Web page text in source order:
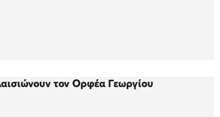
τον Ορφέα Γεωργίου